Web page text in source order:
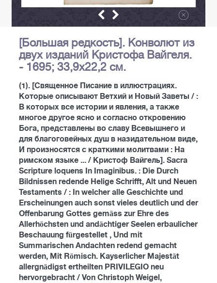
[Большая редкость]. Конволют из
двух изданий Кристофа Вайгеля.
- 1695; 33,9x22,2 см.
(1). [Священное Писание в иллюстрациях.
Которые описывают Ветхий и Новый Заветы / :
В которых все истории и явления, а также
многое другое ясно и согласно откровению
Бога, представлены во славу Всевышнего и
для благоговейных душ в назидательном виде,
И произносятся с краткими молитвами : На
римском языке ... / Кристоф Вайгель]. Sacra
Scripture loquens In Imaginibus. : Die Durch
Bildnissen redende Helige Schrifft, Alt und Neuen
Testaments / : In welcher alle Geschichte und
Erscheinungen auch sonst vieles deutlich und der
Offenbarung Gottes gemäss zur Ehre des
Allerhöchsten und andächtiger Seelen erbaulicher
Beschauung fürgestellet , Und mit
Summarischen Andachten redend gemacht
werden, Mit Römisch. Kayserlicher Majestät
allergnädigst ertheilten PRIVILEGIO neu
hervorgebracht / Von Christoph Weigel,